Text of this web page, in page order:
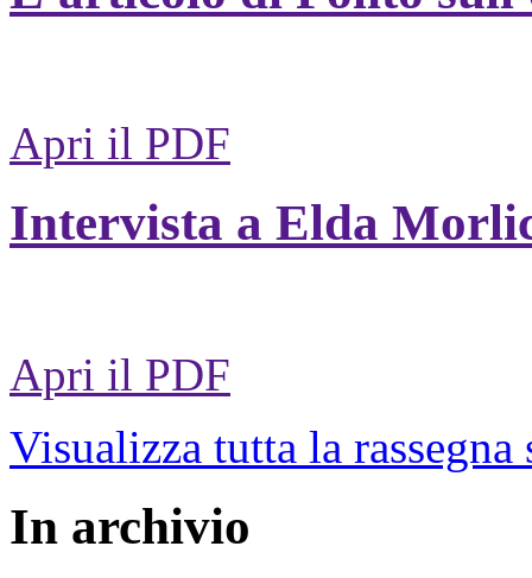
Apri il PDF
Intervista a Elda
Apri il PDF
Visualizza tutta la rassegna
In archivio